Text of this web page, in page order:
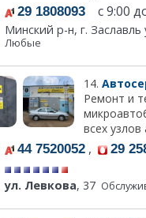
29 1808093 с 9:00
Минский р-н, г. Заславль
Любые
14.
Ремонт и
всех узлов
44 7520052 , 29
ул. Левкова, 37